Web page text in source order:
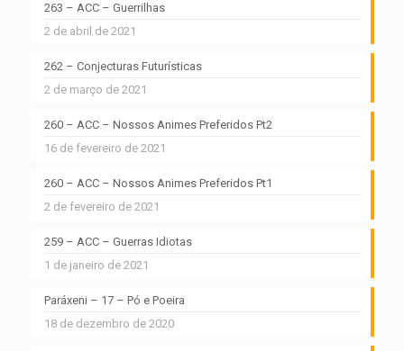
263 – ACC – Guerrilhas
2 de abril de 2021
262 – Conjecturas Futurísticas
2 de março de 2021
260 – ACC – Nossos Animes Preferidos Pt2
16 de fevereiro de 2021
260 – ACC – Nossos Animes Preferidos Pt1
2 de fevereiro de 2021
259 – ACC – Guerras Idiotas
1 de janeiro de 2021
Paráxeni – 17 – Pó e Poeira
18 de dezembro de 2020